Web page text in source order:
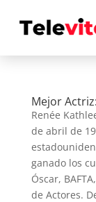
Mejor
Renée
de abril de
ganado los
Óscar,
de Actores.